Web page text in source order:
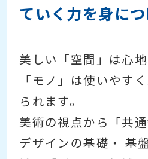
ていく力を身に
美しい「空間」は心
「モノ」は使いやす
られます。
美術の視点から「共
デザインの基礎・ 基